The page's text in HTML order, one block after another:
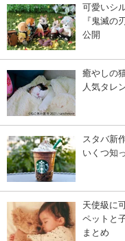
可愛いシ
『鬼滅の
公開
癒やしの
人気タレ
スタバ新
いくつ知
天使級に
ペットと
まとめ